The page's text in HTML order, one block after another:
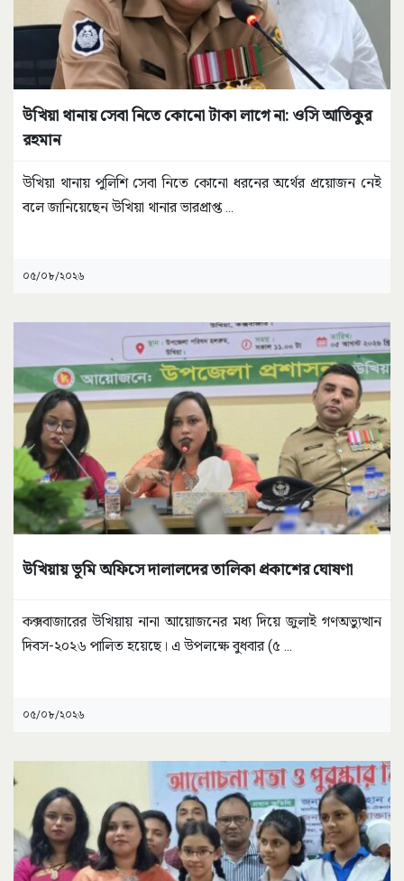
উখিয়া থানায় সেবা নিতে কোনো টাকা লাগে না: ওসি আতিকুর
রহমান
উখিয়া থানায় পুলিশি সেবা নিতে কোনো ধরনের অর্থের প্রয়োজন নেই
বলে জানিয়েছেন উখিয়া থানার ভারপ্রাপ্ত...
০৫/০৮/২০২৬
উখিয়ায় ভূমি অফিসে দালালদের তালিকা প্রকাশের ঘোষণা
কক্সবাজারের উখিয়ায় নানা আয়োজনের মধ্য দিয়ে জুলাই গণঅভ্যুত্থান
দিবস-২০২৬ পালিত হয়েছে। এ উপলক্ষে বুধবার (৫ ...
০৫/০৮/২০২৬